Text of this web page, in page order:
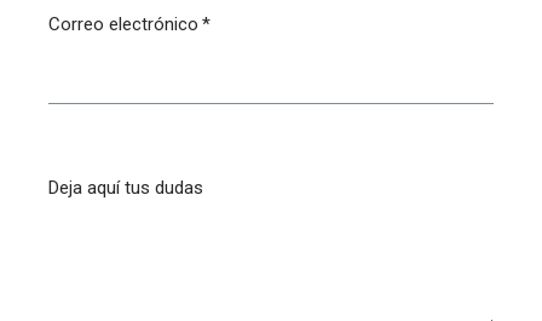
Correo electrónico
Deja aquí tus dudas